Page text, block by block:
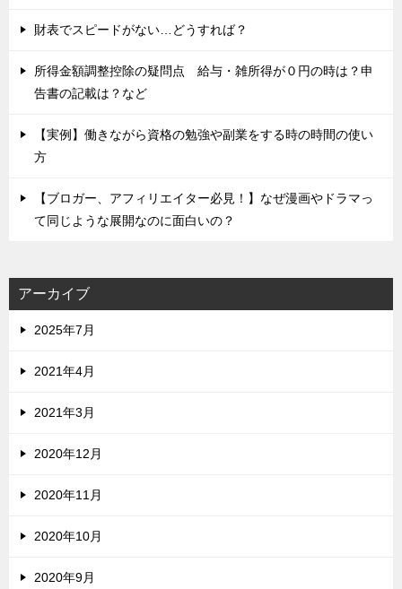
財表でスピードがない…どうすれば？
所得金額調整控除の疑問点 給与・雑所得が０円の時は？申
告書の記載は？など
【実例】働きながら資格の勉強や副業をする時の時間の使い
方
【ブロガー、アフィリエイター必見！】なぜ漫画やドラマっ
て同じような展開なのに面白いの？
アーカイブ
2025年7月
2021年4月
2021年3月
2020年12月
2020年11月
2020年10月
2020年9月